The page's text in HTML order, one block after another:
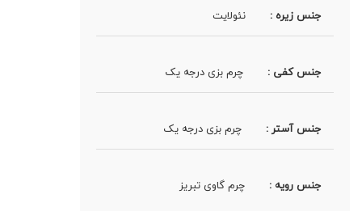
جنس زیره : نئولایت
جنس کفی : چرم بزی درجه یک
جنس آستر : چرم بزی درجه یک
جنس رویه : چرم گاوی تبریز